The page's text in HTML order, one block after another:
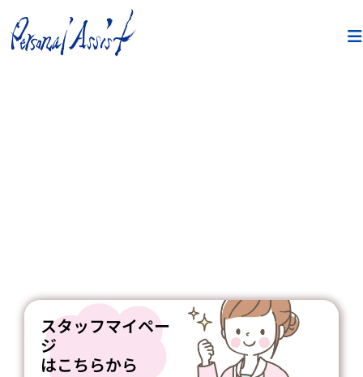
スタッフマイペー
ジ
はこちらから